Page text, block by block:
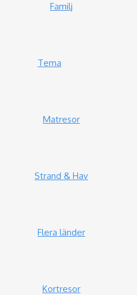
Familj
Tema
Matresor
Strand & Hav
Flera länder
Kortresor